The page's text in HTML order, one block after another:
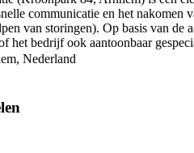
communicatie en het nakomen
van storingen). Op basis van
het bedrijf ook aantoonbaar
Nederland